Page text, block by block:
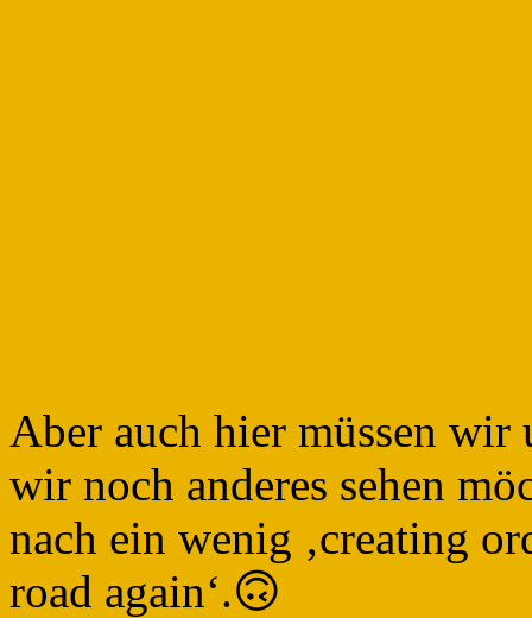
Aber auch hier müssen wir
wir noch anderes sehen
nach ein wenig ‚creating
road again‘.🙃